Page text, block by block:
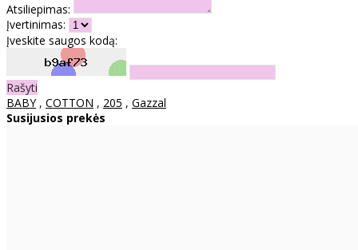
Atsiliepimas:
Įvertinimas:
Įveskite saugos kodą:
Rašyti
BABY, COTTON , 205 , Gazzal
Susijusios prekės